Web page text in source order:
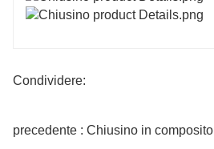
Condividere:
precedente : Chiusino in composito